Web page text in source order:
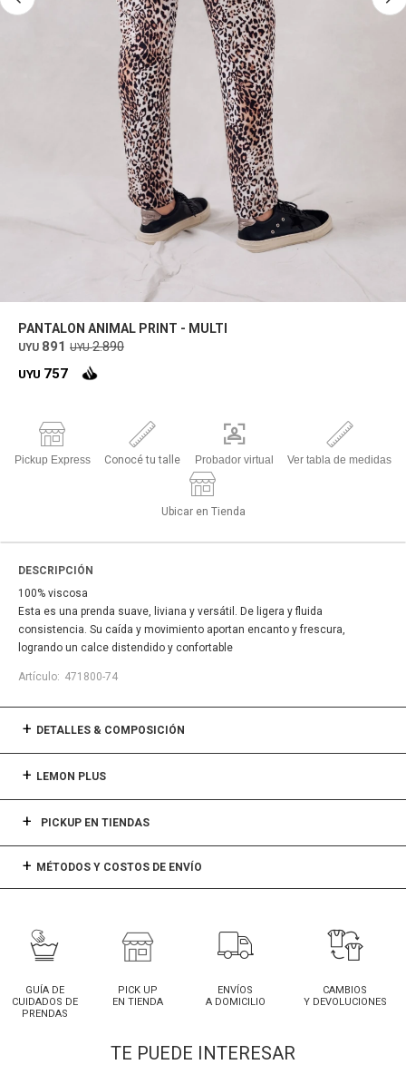
PANTALON ANIMAL PRINT - MULTI
UYU 891 UYU 2.890
UYU 757
Pickup Express Conocé tu talle Probador virtual Ver tabla de medidas
Ubicar en Tienda
DESCRIPCIÓN
100% viscosa
Esta es una prenda suave, liviana y versátil. De ligera y fluida
consistencia. Su caída y movimiento aportan encanto y frescura,
logrando un calce distendido y confortable
471800-74
DETALLES & COMPOSICIÓN
LEMON PLUS
PICKUP EN TIENDAS
MÉTODOS Y COSTOS DE ENVÍO
GUÍA DE
CUIDADOS DE
PRENDAS
PICK UP
EN TIENDA
ENVÍOS
A DOMICILIO
CAMBIOS
Y DEVOLUCIONES
TE PUEDE INTERESAR